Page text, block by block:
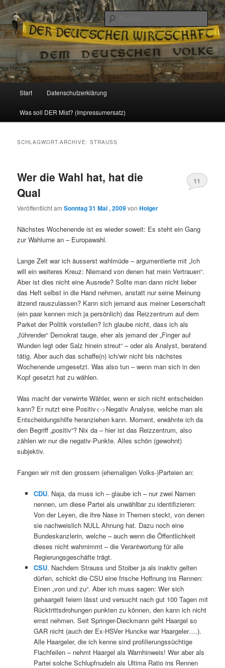
Reizzentrum
Politik, Wirtschaft, Soziales und Gesellschaft
Zum
Inhalt
Zum
sekundären
Start Datenschutzerklärung
Was soll DER Mist? (Impressumersatz)
SCHLAGWORT-ARCHIVE:STRAUSS
Wer die Wahl hat, hat die
Qual
Veröffentlicht amSonntag 31 Mai , 2009vonHolger
11
Nächstes Wochenende ist es wieder soweit: Es steht ein Gang
zur Wahlurne an – Europawahl.
Lange Zeit war ich äusserst wahlmüde – argumentierte mit „Ich
will ein weiteres Kreuz: Niemand von denen hat mein Vertrauen“.
Aber ist dies nicht eine Ausrede? Sollte man dann nicht lieber
das Heft selbst in die Hand nehmen, anstatt nur seine Meinung
ätzend rauszulassen? Kann sich jemand aus meiner Leserschaft
(ein paar kennen mich ja persönlich) das Reizzentrum auf dem
Parket der Politik vorstellen? Ich glaube nicht, dass ich als
„führender“ Demokrat tauge, eher als jemand der „Finger auf
Wunden legt oder Salz hinein streut“ – oder als Analyst, beratend
tätig. Aber auch das schaffe(n) ich/wir nicht bis nächstes
Wochenende umgesetzt. Was also tun – wenn man sich in den
Kopf gesetzt hat zu wählen.
Was macht der verwirrte Wähler, wenn er sich nicht entscheiden
kann? Er nutzt eine Positiv<->Negativ Analyse, welche man als
Entscheidungshilfe heranziehen kann. Moment, erwähnte ich da
den Begriff „positiv“? Nix da – hier ist das Reizzentrum, also
zählen wir nur die negativ-Punkte. Alles schön (gewohnt)
subjektiv.
Fangen wir mit den grossern (ehemaligen Volks-)Parteien an:
CDU. Naja, da muss ich – glaube ich – nur zwei Namen
nennen, um diese Partei als unwählbar zu identifizieren:
Von der Leyen, die ihre Nase in Themen steckt, von denen
sie nachweislich NULL Ahnung hat. Dazu noch eine
Bundeskanzlerin, welche – auch wenn die Öffentlichkeit
dieses nicht wahrnimmt – die Verantwortung für alle
Regierungsgeschäfte trägt.
CSU. Nachdem Strauss und Stoiber ja als inaktiv gelten
dürfen, schickt die CSU eine frische Hoffnung ins Rennen:
Einen „von und zu“. Aber ich muss sagen: Wer sich
gehaargelt feiern lässt und versucht nach gut 100 Tagen mit
Rücktrittsdrohungen punkten zu können, den kann ich nicht
ernst nehmen. Seit Springer-Dieckmann geht Haargel so
GAR nicht (auch der Ex-HSVer Huncke war Haargeler….).
Alle Haargeler, die ich kenne sind profilierungssüchtige
Flachfeilen – nehmt Haargel als Warnhinweis! Wer aber als
Partei solche Schlupfnudeln als Ultima Ratio ins Rennen